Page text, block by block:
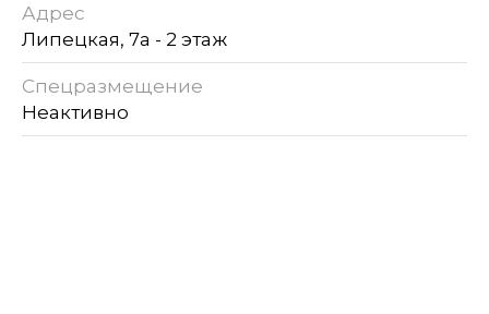
Адрес
Липецкая, 7а - 2 этаж
Спецразмещение
Неактивно